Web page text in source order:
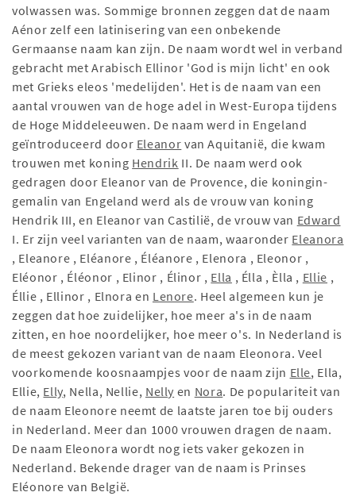
volwassen was. Sommige bronnen zeggen dat de naam
Aénor zelf een latinisering van een onbekende
Germaanse naam kan zijn. De naam wordt wel in verband
gebracht met Arabisch Ellinor 'God is mijn licht' en ook
met Grieks eleos 'medelijden'. Het is de naam van een
aantal vrouwen van de hoge adel in West-Europa tijdens
de Hoge Middeleeuwen. De naam werd in Engeland
geïntroduceerd door Eleanor van Aquitanië, die kwam
trouwen met koning Hendrik II. De naam werd ook
gedragen door Eleanor van de Provence, die koningin-
gemalin van Engeland werd als de vrouw van koning
Hendrik III, en Eleanor van Castilië, de vrouw van Edward
I. Er zijn veel varianten van de naam, waaronder Eleanora
, Eleanore , Eléanore , Éléanore , Elenora , Eleonor ,
Eléonor , Éléonor , Elinor , Élinor , Ella , Élla , Èlla , Ellie ,
Éllie , Ellinor , Elnora en Lenore. Heel algemeen kun je
zeggen dat hoe zuidelijker, hoe meer a's in de naam
zitten, en hoe noordelijker, hoe meer o's. In Nederland is
de meest gekozen variant van de naam Eleonora. Veel
voorkomende koosnaampjes voor de naam zijn Elle, Ella,
Ellie, Elly, Nella, Nellie, Nelly en Nora. De populariteit van
de naam Eleonore neemt de laatste jaren toe bij ouders
in Nederland. Meer dan 1000 vrouwen dragen de naam.
De naam Eleonora wordt nog iets vaker gekozen in
Nederland. Bekende drager van de naam is Prinses
Eléonore van België.